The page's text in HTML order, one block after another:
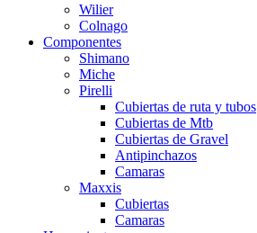
Wilier
Colnago
Componentes
Shimano
Miche
Pirelli
Cubiertas de ruta y tubos
Cubiertas de Mtb
Cubiertas de Gravel
Antipinchazos
Camaras
Maxxis
Cubiertas
Camaras